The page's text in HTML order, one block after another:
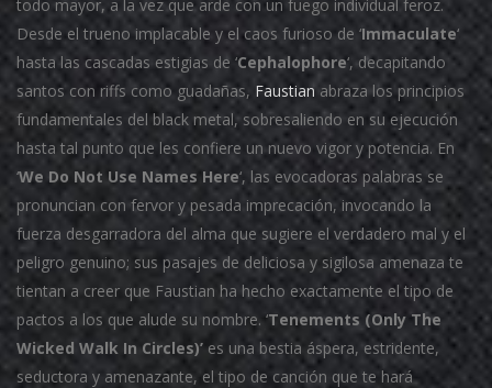
todo mayor, a la vez que arde con un fuego individual feroz.
Desde el trueno implacable y el caos furioso de ‘Immaculate‘
hasta las cascadas estigias de ‘Cephalophore‘, decapitando
santos con riffs como guadañas, Faustian abraza los principios
fundamentales del black metal, sobresaliendo en su ejecución
hasta tal punto que les confiere un nuevo vigor y potencia. En
‘We Do Not Use Names Here‘, las evocadoras palabras se
pronuncian con fervor y pesada imprecación, invocando la
fuerza desgarradora del alma que sugiere el verdadero mal y el
peligro genuino; sus pasajes de deliciosa y sigilosa amenaza te
tientan a creer que Faustian ha hecho exactamente el tipo de
pactos a los que alude su nombre. ‘Tenements (Only The
Wicked Walk In Circles)’ es una bestia áspera, estridente,
seductora y amenazante, el tipo de canción que te hará